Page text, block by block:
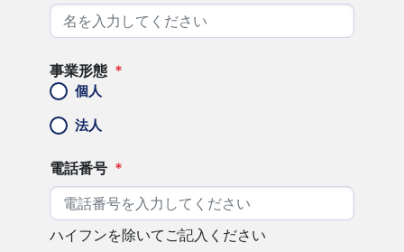
事業形態 *
個人
法人
電話番号 *
ハイフンを除いてご記入ください